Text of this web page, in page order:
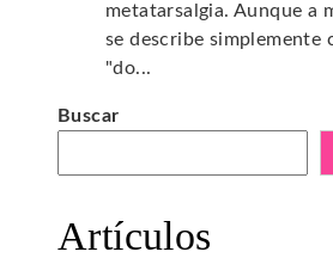
metatarsalgia. Aunque a
se describe simplemente
"do...
Buscar
Artículos